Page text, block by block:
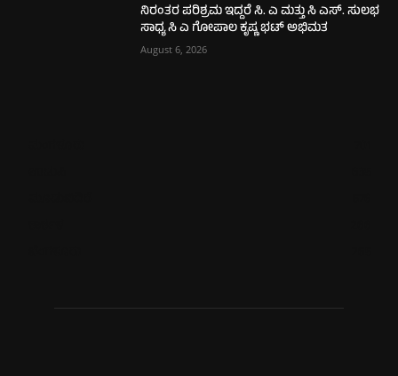
ನಿರಂತರ ಪರಿಶ್ರಮ ಇದ್ದರೆ ಸಿ. ಎ ಮತ್ತು ಸಿ ಎಸ್. ಸುಲಭ
ಸಾಧ್ಯ ಸಿ ಎ ಗೋಪಾಲ ಕೃಷ್ಣ ಭಟ್ ಅಭಿಮತ
August 6, 2026